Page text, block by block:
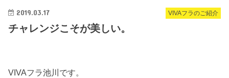
VIVAフラのご紹介
2019.03.17
チャレンジこそが美しい。
VIVAフラ池川です。